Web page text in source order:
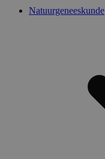
Natuurgeneeskunde